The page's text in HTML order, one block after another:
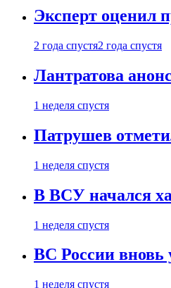
Эксперт оценил
2 года спустя2 года спустя
Лантратова
1 неделя спустя
Патрушев
1 неделя спустя
В ВСУ начался
1 неделя спустя
ВС России вновь
1 неделя спустя